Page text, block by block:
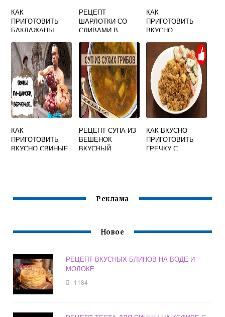
КАК
ПРИГОТОВИТЬ
БАКЛАЖАНЫ
ВКУСНО С
ФАРШЕМ В
ДУХОВКЕ
РЕЦЕПТ
ШАРЛОТКИ СО
СЛИВАМИ В
ПРОСТОЙ И
ВКУСНЫЙ
КАК
ПРИГОТОВИТЬ
ВКУСНО
СОУСЕ
КАК
ПРИГОТОВИТЬ
ВКУСНО СВИНЫЕ
РЕЦЕПТ СУПА ИЗ
ВЕШЕНОК
ВКУСНЫЙ
КАК ВКУСНО
ПРИГОТОВИТЬ
ГРЕЧКУ С
Реклама
Новое
РЕЦЕПТ ВКУСНЫХ БЛИНОВ НА ВОДЕ И
МОЛОКЕ
1184